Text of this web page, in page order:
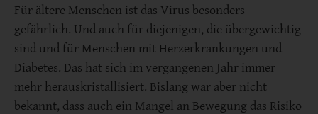
Für ältere Menschen ist das Virus besonders
gefährlich. Und auch für diejenigen, die übergewichtig
sind und für Menschen mit Herzerkrankungen und
Diabetes. Das hat sich im vergangenen Jahr immer
mehr herauskristallisiert. Bislang war aber nicht
bekannt, dass auch ein Mangel an Bewegung das Risiko